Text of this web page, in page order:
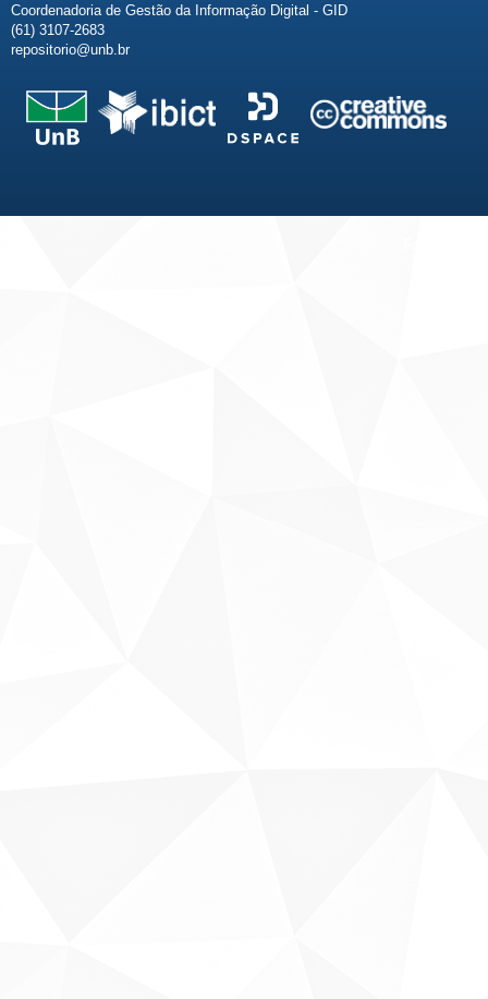
Coordenadoria de Gestão da Informação Digital - GID
(61) 3107-2683
repositorio@unb.br